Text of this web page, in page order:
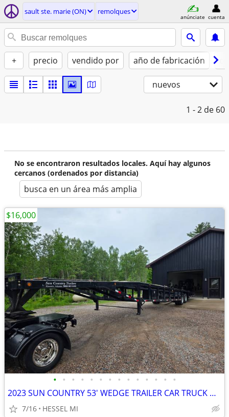
sault ste. marie (ON) remolques
anúnciate cuenta
+ precio vendido por año de fabricación
nuevos
1 - 2 de 60
No se encontraron resultados locales. Aquí hay algunos
cercanos (ordenados por distancia)
busca en un área más amplia
• • • • • • • • • • • • • •
2023 SUN COUNTRY 53' WEDGE TRAILER CAR TRUCK HOTSHOT HAULER
7/16 HESSEL MI
$16,000